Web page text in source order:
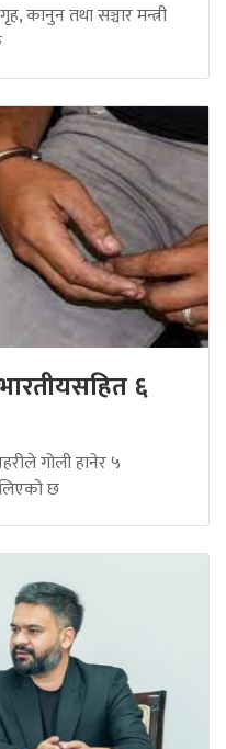
कानुन तथा सञ्चार मन्त्री
६
गोली हानेर ५
छ